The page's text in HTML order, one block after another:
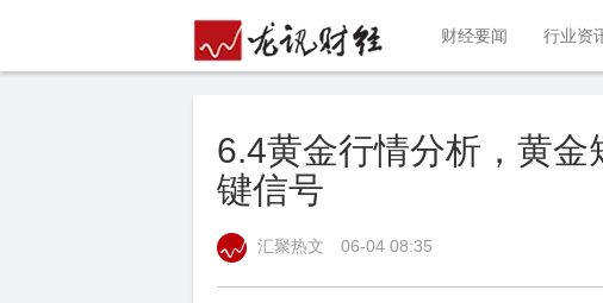
财经要闻 行业资
6.4黄金行情分析，黄
键信号
汇聚热文 06-04 08:35